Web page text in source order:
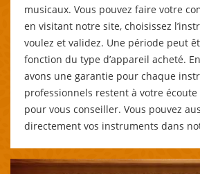
musicaux. Vous pouvez faire votre
en visitant notre site, choisissez
voulez et validez. Une période peut
fonction du type d’appareil acheté.
avons une garantie pour chaque
professionnels restent à votre écoute
pour vous conseiller. Vous pouvez
directement vos instruments dans